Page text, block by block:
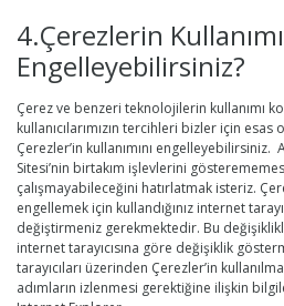
4.Çerezlerin
Engelleyebilirsiniz?
Çerez ve benzeri teknolojilerin kullanımı
kullanıcılarımızın tercihleri bizler için
Çerezler’in kullanımını
Sitesi’nin birtakım işlevlerini
çalışmayabileceğini hatırlatmak isteriz.
engellemek için kullandığınız internet
değiştirmeniz gerekmektedir. Bu
internet tarayıcısına göre değişiklik
tarayıcıları üzerinden Çerezler’in
adımların izlenmesi gerektiğine ilişkin